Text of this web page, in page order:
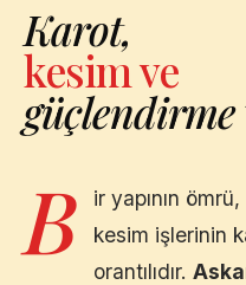
Karot,
kesim ve
güçlendirme
B
ir yapının
kesim işlerinin
orantılıdır.